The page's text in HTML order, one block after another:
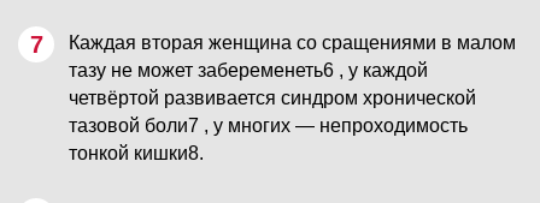
Каждая вторая женщина со сращениями в малом
тазу не может забеременеть6 , у каждой
четвёртой развивается синдром хронической
тазовой боли7 , у многих — непроходимость
тонкой кишки8.